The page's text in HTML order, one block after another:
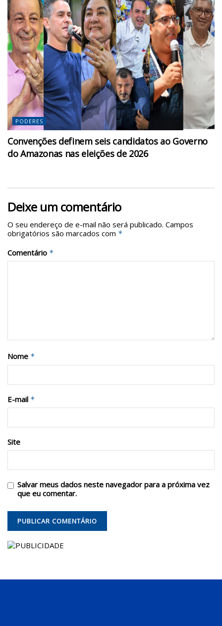
PODERES
Convenções definem seis candidatos ao Governo
do Amazonas nas eleições de 2026
Deixe um comentário
O seu endereço de e-mail não será publicado. Campos
obrigatórios são marcados com *
Comentário *
Nome *
E-mail *
Site
Salvar meus dados neste navegador para a próxima vez
que eu comentar.